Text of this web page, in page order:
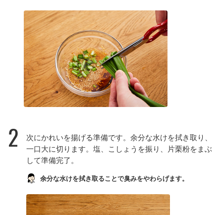
2
次にかれいを揚げる準備です。余分な水けを拭き取り、
一口大に切ります。塩、こしょうを振り、片栗粉をまぶ
して準備完了。
余分な水けを拭き取ることで臭みをやわらげます。